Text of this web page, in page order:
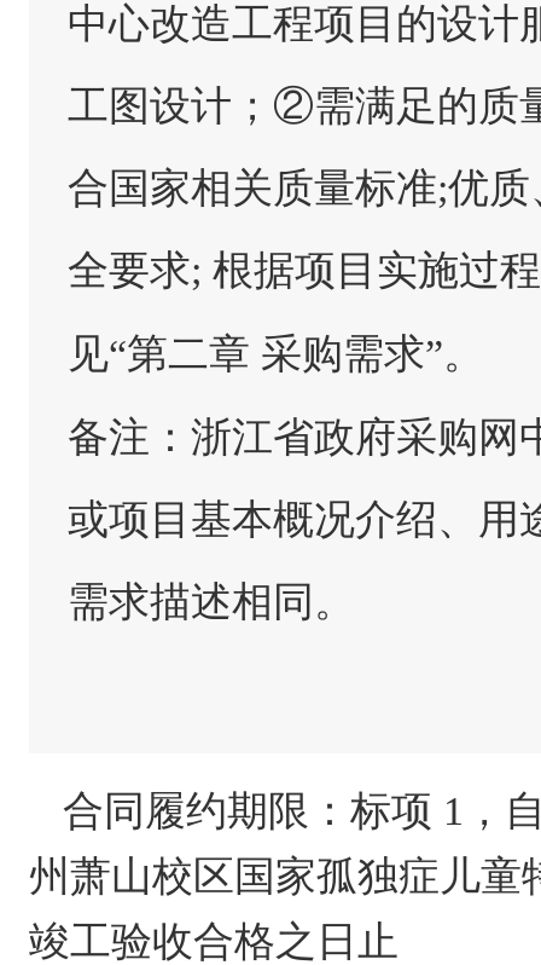
中心改造工程项目的设计
工图设计；②需满足的质
合国家相关质量标准;优
全要求; 根据项目实施过
见“第二章 采购需求”。
备注：浙江省政府采购网
或项目基本概况介绍、用
需求描述相同。
合同履约期限： 标项 1，
州萧山校区国家孤独症儿
竣工验收合格之日止